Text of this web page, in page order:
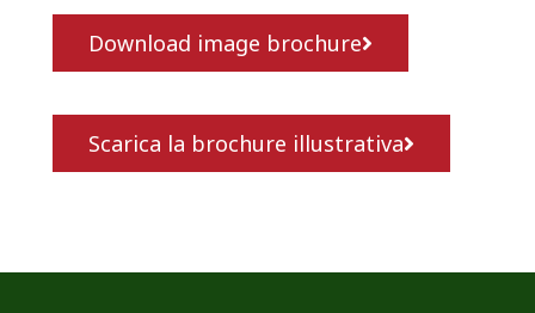
Download image brochure
Scarica la brochure illustrativa